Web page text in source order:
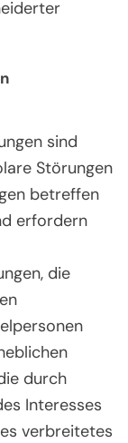
sind
Störungen
betreffen
erfordern
die
durch
Interesses
verbreitetes